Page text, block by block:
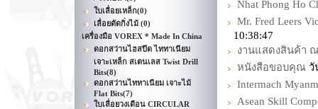
ใบเลื่อยเหล็ก(0)
เลื่อยตัดกิ่งไม้ (0)
เครื่องมือ VOREX * Made In China
ดอกสว่านไฮสปีด ไททาเนียม
เจาะเหล็ก สเตนเลส Twist Drill
Bits(8)
ดอกสว่านไททาเนียม เจาะไม้
Flat Bits(7)
ใบเลื่อยวงเดือน CIRCULAR
Nhat Phong Ho
Mr. Fred Leers
10:38:47
งานแสดงสินค้า
หนังสือขอบคุณ วั
Intermach
Asean Skill